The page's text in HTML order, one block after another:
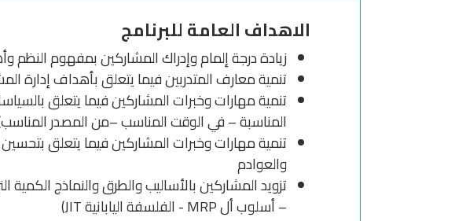
الاهداف العامة للبرنامج
زيادة درجة إلمام وإدراك المشاركين بمفهوم
تنمية معارف المتدربين فيما يتعلق بأهداف إدارة
المناسبة – في الوقت المناسب –من المصدر
تنمية مهارات وخبرات المشاركين فيما يتعلق
والعوادم
– أسلوب أل MRP - الفلسفة اليابانية JIT)